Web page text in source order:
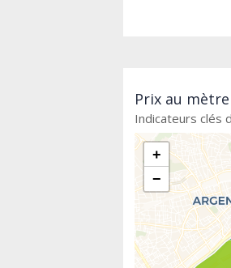
Prix au
Indicateurs clés
+
−